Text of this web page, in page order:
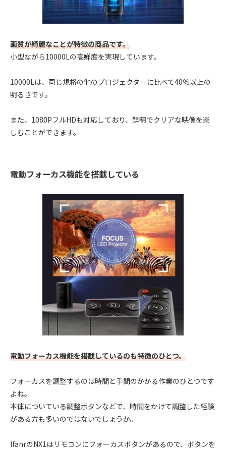
画質が綺麗なことが特徴の商品です。
小型ながら10000Lの高鮮度を実現しています。
10000Lは、同じ規格の他のプロジェクターに比べて40％以上の
明るさです。
また、1080PフルHDも対応しており、鮮明でクリアな映像を楽
しむことができます。
電動フォーカス機能を搭載している
電動フォーカス機能を搭載しているのも特徴のひとつ。
フォーカスを調整するのは時間と手間のかかる作業のひとつです
よね。
本体についている調整ボタンなどで、時間をかけて調整した経験
がある方も多いのではないでしょうか。
IfanrのNX1はリモコンにフォーカスボタンがあるので、ボタンを